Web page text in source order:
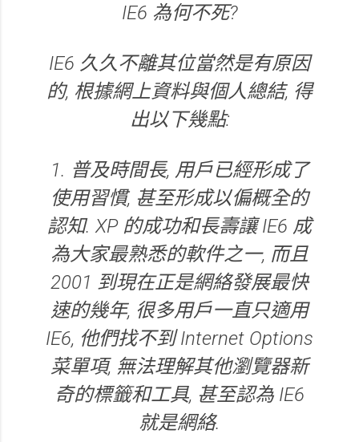
IE6 為何不死?
IE6 久久不離其位當然是有原因
的, 根據網上資料與個人總結, 得
出以下幾點:
1. 普及時間長, 用戶已經形成了
使用習慣, 甚至形成以偏概全的
認知. XP 的成功和長壽讓 IE6 成
為大家最熟悉的軟件之一, 而且
2001 到現在正是網絡發展最快
速的幾年, 很多用戶一直只適用
IE6, 他們找不到 Internet Options
菜單項, 無法理解其他瀏覽器新
奇的標籤和工具, 甚至認為 IE6
就是網絡.